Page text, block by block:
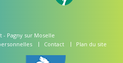
- Pagny sur Moselle
Contact Plan du site